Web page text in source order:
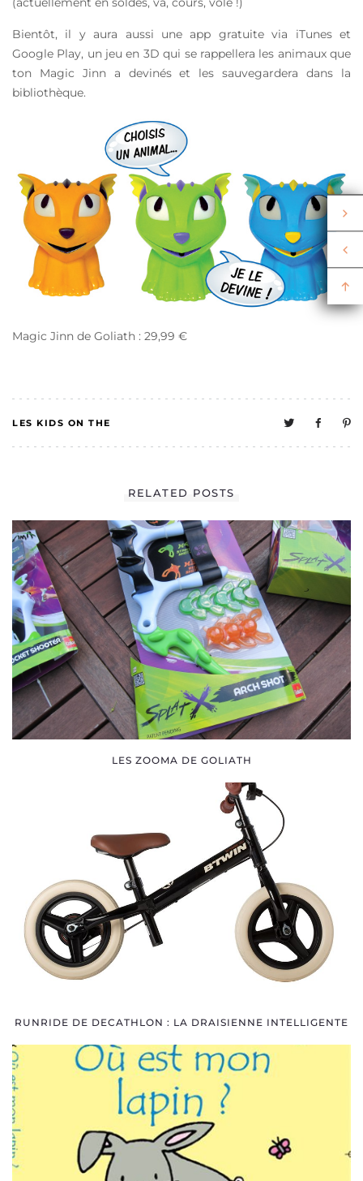
Bientôt, il y aura aussi une app gratuite via iTunes et
Google Play, un jeu en 3D qui se rappellera les animaux que
ton Magic Jinn a devinés et les sauvegardera dans la
bibliothèque.
Magic Jinn de Goliath : 29,99 €
LES KIDS ON THE
MELO TESTE
RELATED POSTS
LES ZOOMA DE GOLIATH
RUNRIDE DE DECATHLON : LA DRAISIENNE INTELLIGENTE